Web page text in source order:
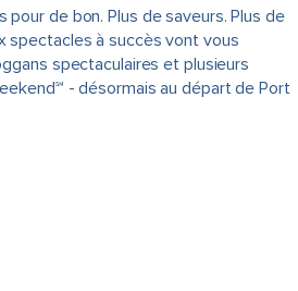
de bon. Plus de saveurs. Plus de
spectacles à succès vont vous
spectaculaires et plusieurs
- désormais au départ de Port